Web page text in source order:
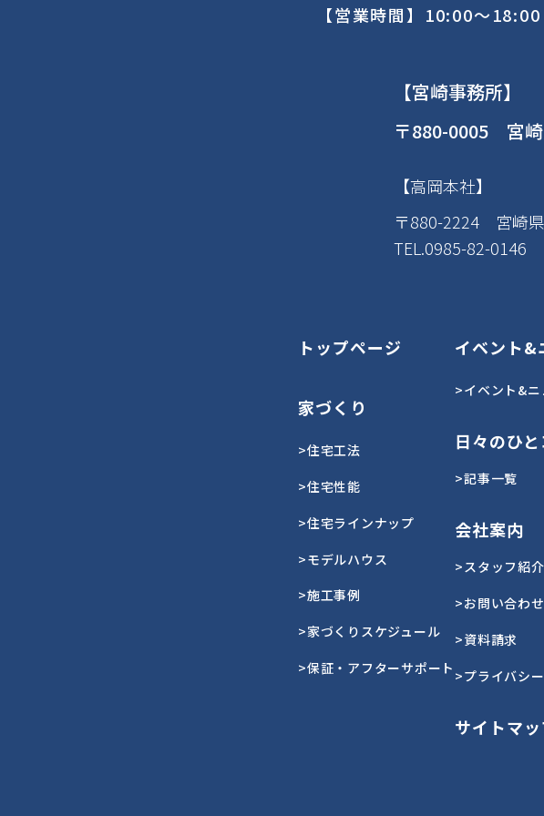
【営業時間】10:00～
【宮崎事務所】
〒880-0005 宮
【高岡本社】
〒880-2224 宮崎
TEL.0985-82-0146
トップページ
家づくり
>住宅工法
>住宅性能
>住宅ラインナップ
>モデルハウス
>施工事例
>家づくりスケジュール
>保証・アフターサポート
イベント&
>イベント&ニ
日々のひ
>記事一覧
会社案内
>スタッフ紹介
>お問い合わせ
>資料請求
>プライバシ
サイトマ